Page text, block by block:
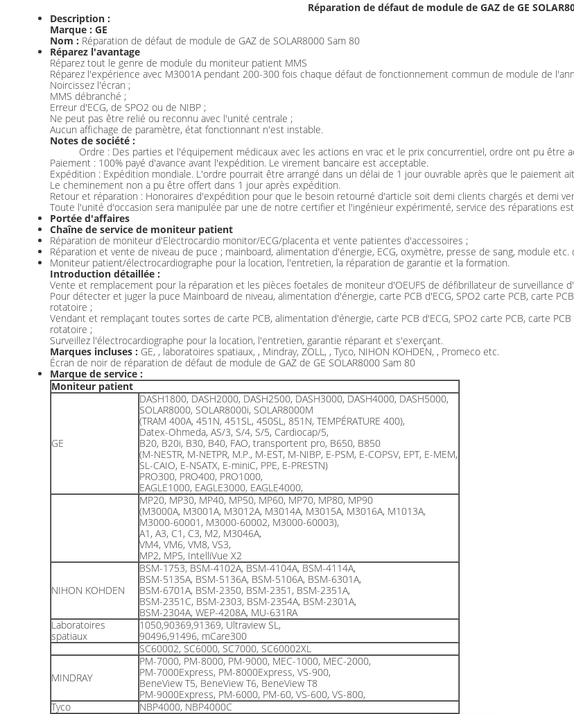
Réparation de défaut de module de GAZ de GE
Description :
Marque : GE
Nom : Réparation de défaut de module de GAZ de SOLAR8000 Sam 80
Réparez l'avantage
Réparez tout le genre de module du moniteur patient MMS
Réparez l'expérience avec M3001A pendant 200-300 fois chaque défaut de fonctionnement commun de module de
Noircissez l'écran ;
MMS débranché ;
Erreur d'ECG, de SPO2 ou de NIBP ;
Ne peut pas être relié ou reconnu avec l'unité centrale ;
Aucun affichage de paramètre, état fonctionnant n'est instable.
Notes de société :
Ordre : Des parties et l'équipement médicaux avec les actions en vrac et le prix concurrentiel, ordre ont pu être
Paiement : 100% payé d'avance avant l'expédition. Le virement bancaire est acceptable.
Expédition : Expédition mondiale. L'ordre pourrait être arrangé dans un délai de 1 jour ouvrable après que le paiement
Le cheminement non a pu être offert dans 1 jour après expédition.
Retour et réparation : Honoraires d'expédition pour que le besoin retourné d'article soit demi clients chargés et demi
Toute l'unité d'occasion sera manipulée par une de notre certifier et l'ingénieur expérimenté, service des réparations
Portée d'affaires
Chaîne de service de moniteur patient
Réparation de moniteur d'Electrocardio monitor/ECG/placenta et vente patientes d'accessoires ;
Réparation et vente de niveau de puce ; mainboard, alimentation d'énergie, ECG, oxymètre, presse de sang, module
Moniteur patient/électrocardiographe pour la location, l'entretien, la réparation de garantie et la formation.
Introduction détaillée :
Vente et remplacement pour la réparation et les pièces foetales de moniteur d'OEUFS de défibrillateur de surveillance
Pour détecter et juger la puce Mainboard de niveau, alimentation d'énergie, carte PCB d'ECG, SPO2 carte PCB, carte
rotatoire ;
Vendant et remplaçant toutes sortes de carte PCB, alimentation d'énergie, carte PCB d'ECG, SPO2 carte PCB, carte
rotatoire ;
Surveillez l'électrocardiographe pour la location, l'entretien, garantie réparant et s'exerçant.
Marques incluses : GE, , laboratoires spatiaux, , Mindray, ZOLL, , Tyco, NIHON KOHDEN, , Promeco etc.
Écran de noir de réparation de défaut de module de GAZ de GE SOLAR8000 Sam 80
Marque de service :
Moniteur patient
GE
DASH1800, DASH2000, DASH2500, DASH3000, DASH4000, DASH5000,
SOLAR8000, SOLAR8000i, SOLAR8000M
(TRAM 400A, 451N, 451SL, 450SL, 851N, TEMPÉRATURE 400),
Datex-Ohmeda, AS/3, S/4, S/5, Cardiocap/5,
B20, B20i, B30, B40, FAO, transportent pro, B650, B850
(M-NESTR, M-NETPR, M.P., M-EST, M-NIBP, E-PSM, E-COPSV, EPT, E-MEM,
SL-CAIO, E-NSATX, E-miniC, PPE, E-PRESTN)
PRO300, PRO400, PRO1000,
EAGLE1000, EAGLE3000, EAGLE4000,
MP20, MP30, MP40, MP50, MP60, MP70, MP80, MP90
(M3000A, M3001A, M3012A, M3014A, M3015A, M3016A, M1013A,
M3000-60001, M3000-60002, M3000-60003),
A1, A3, C1, C3, M2, M3046A,
VM4, VM6, VM8, VS3,
MP2, MP5, IntelliVue X2
NIHON KOHDEN
BSM-1753, BSM-4102A, BSM-4104A, BSM-4114A,
BSM-5135A, BSM-5136A, BSM-5106A, BSM-6301A,
BSM-6701A, BSM-2350, BSM-2351, BSM-2351A,
BSM-2351C, BSM-2303, BSM-2354A, BSM-2301A,
BSM-2304A, WEP-4208A, MU-631RA
Laboratoires
spatiaux
1050,90369,91369, Ultraview SL,
90496,91496, mCare300
SC60002, SC6000, SC7000, SC60002XL
MINDRAY
PM-7000, PM-8000, PM-9000, MEC-1000, MEC-2000,
PM-7000Express, PM-8000Express, VS-900,
BeneView T5, BeneView T6, BeneView T8
PM-9000Express, PM-6000, PM-60, VS-600, VS-800,
Tyco
NBP4000, NBP4000C